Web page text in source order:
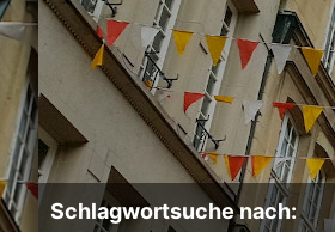
Schlagwortsuche nach: